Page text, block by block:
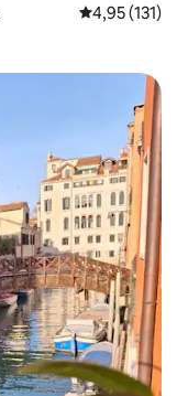
Vlerësimi
4,95 (131)